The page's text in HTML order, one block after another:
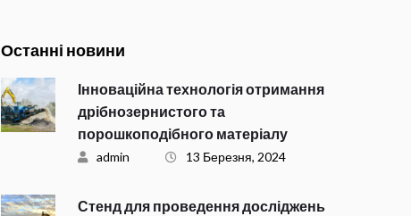
Останні новини
Інноваційна технологія отримання
дрібнозернистого та
порошкоподібного матеріалу
admin 13 Березня, 2024
Стенд для проведення досліджень